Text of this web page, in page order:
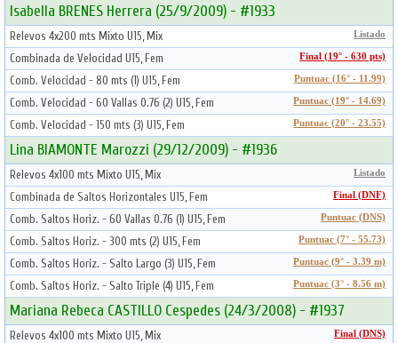
Isabella BRENES Herrera (25/9/2009) - #1933
Relevos 4x200 mts Mixto U15, Mix Listado
Combinada de Velocidad U15, Fem Final (19° - 630 pts)
Comb. Velocidad - 80 mts (1) U15, Fem Puntuac (16° - 11.99)
Comb. Velocidad - 60 Vallas 0.76 (2) U15, Fem Puntuac (19° - 14.69)
Comb. Velocidad - 150 mts (3) U15, Fem Puntuac (20° - 23.55)
Lina BIAMONTE Marozzi (29/12/2009) - #1936
Relevos 4x100 mts Mixto U15, Mix Listado
Combinada de Saltos Horizontales U15, Fem Final (DNF)
Comb. Saltos Horiz. - 60 Vallas 0.76 (1) U15, Fem Puntuac (DNS)
Comb. Saltos Horiz. - 300 mts (2) U15, Fem Puntuac (7° - 55.73)
Comb. Saltos Horiz. - Salto Largo (3) U15, Fem Puntuac (9° - 3.39 m)
Comb. Saltos Horiz. - Salto Triple (4) U15, Fem Puntuac (3° - 8.56 m)
Mariana Rebeca CASTILLO Cespedes (24/3/2008) - #1937
Relevos 4x100 mts Mixto U15, Mix Final (DNS)